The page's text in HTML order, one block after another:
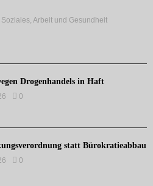
Arbeit und Gesundheit
Drogenhandels in Haft
0
statt Bürokratieabbau
0